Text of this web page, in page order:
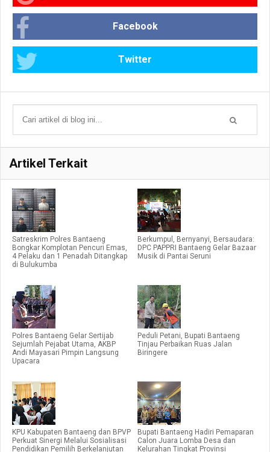
Facebook
Twitter
Artikel Terkait
Satreskrim Polres Bantaeng
Bongkar Komplotan Pencuri Emas,
4 Pelaku dan 1 Penadah Ditangkap
di Bulukumba
Berkumpul, Bernyanyi, Bersaudara:
DPC PAPPRI Bantaeng Gelar Bazaar
Musik di Pantai Seruni
Polres Bantaeng Gelar Sertijab
Sejumlah Pejabat Utama, AKBP
Andi Mayasari Pimpin Langsung
Upacara
Peduli Petani, Bupati Bantaeng
Tinjau Perbaikan Ruas Jalan
Biringere
KPU Kabupaten Bantaeng dan BPVP
Perkuat Sinergi Melalui Sosialisasi
Pendidikan Pemilih Berkelanjutan
Bupati Bantaeng Hadiri Pemaparan
Calon Juara Lomba Desa dan
Kelurahan Tingkat Provinsi